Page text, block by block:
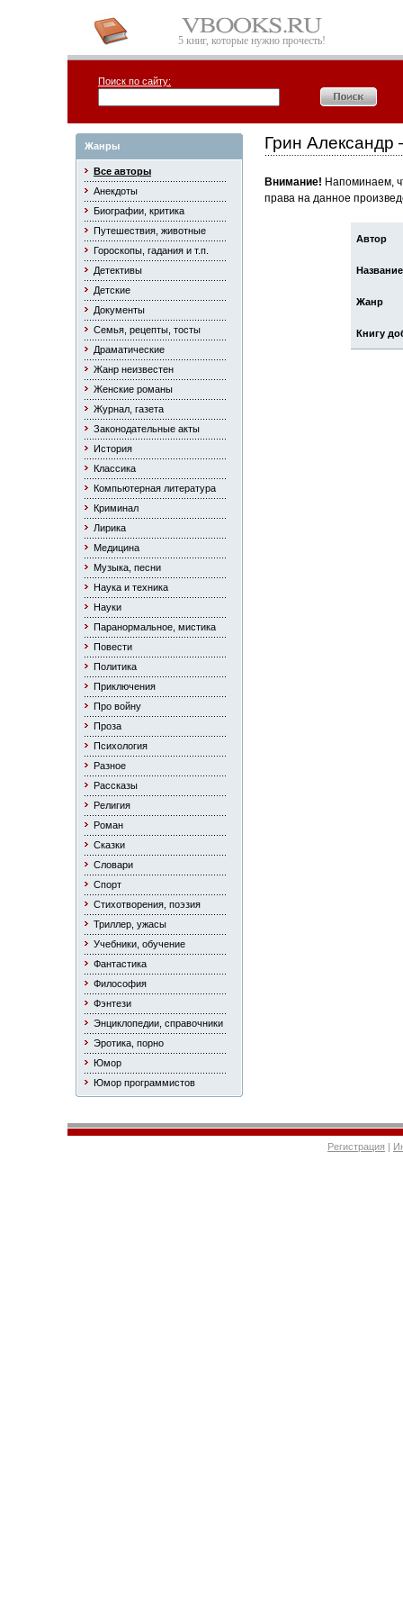
5 книг, которые нужно прочесть!
Поиск по сайту:
Жанры
Все авторы
Анекдоты
Биографии, критика
Путешествия, животные
Гороскопы, гадания и т.п.
Детективы
Детские
Документы
Семья, рецепты, тосты
Драматические
Жанр неизвестен
Женские романы
Журнал, газета
Законодательные акты
История
Классика
Компьютерная литература
Криминал
Лирика
Медицина
Музыка, песни
Наука и техника
Науки
Паранормальное, мистика
Повести
Политика
Приключения
Про войну
Проза
Психология
Разное
Рассказы
Религия
Роман
Сказки
Словари
Спорт
Стихотворения, поэзия
Триллер, ужасы
Учебники, обучение
Фантастика
Философия
Фэнтези
Энциклопедии, справочники
Эротика, порно
Юмор
Юмор программистов
Грин
Внимание! Напоминаем,
права на данное
Автор
Название
Жанр
Книгу
Регистрация |